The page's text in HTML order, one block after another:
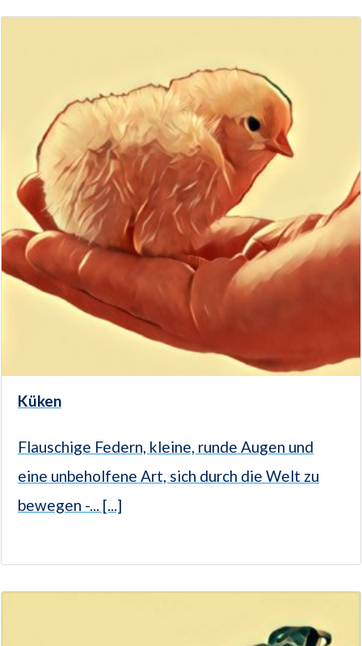
Küken
Flauschige Federn, kleine, runde Augen und
eine unbeholfene Art, sich durch die Welt zu
bewegen -... [...]